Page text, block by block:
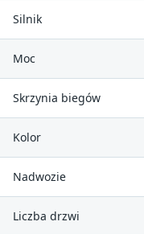
Silnik
Moc
Skrzynia biegów
Kolor
Nadwozie
Liczba drzwi